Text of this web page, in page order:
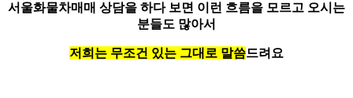
서울화물차매매 상담을 하다 보면 이런 흐름을 모르고 오시는
분들도 많아서
저희는 무조건 있는 그대로 말씀드려요